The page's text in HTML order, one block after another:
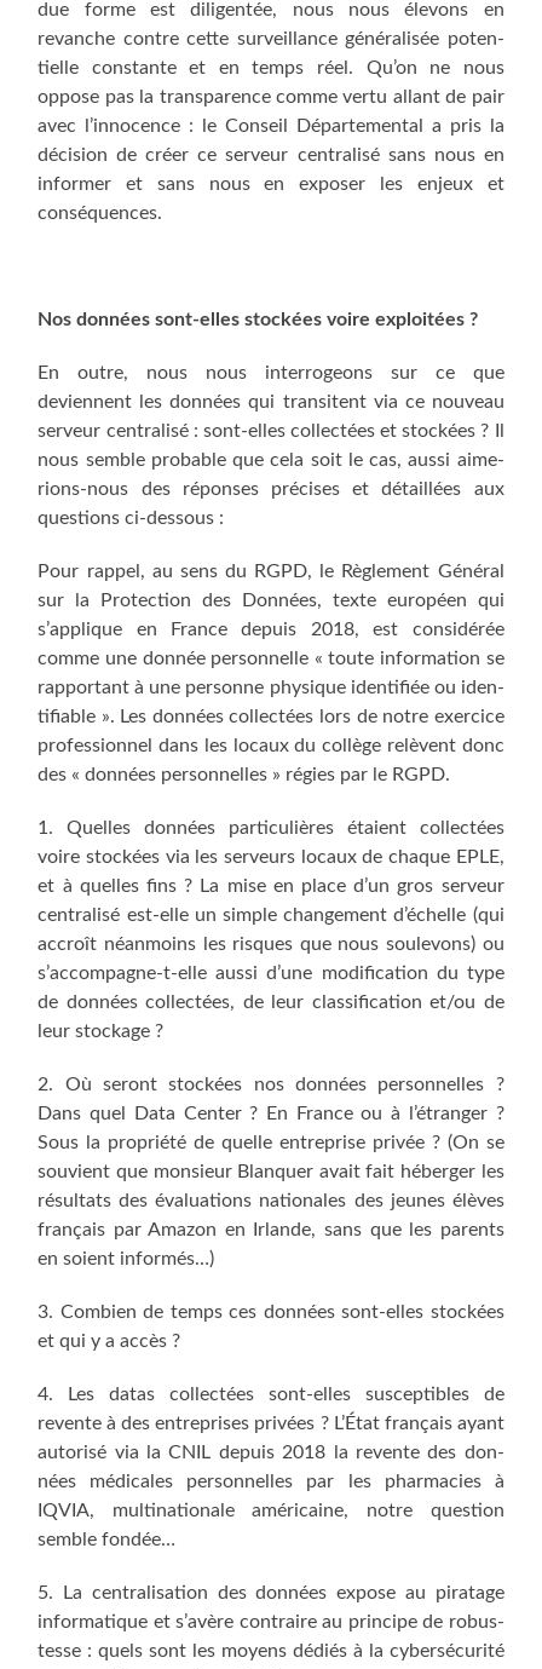
due forme est dili­gen­tée, nous nous éle­vons en
revanche contre cette sur­veillance géné­ra­li­sée poten­
tielle constante et en temps réel. Qu’on ne nous
oppose pas la trans­pa­rence comme ver­tu allant de pair
avec l’innocence : le Conseil Dépar­te­men­tal a pris la
déci­sion de créer ce ser­veur cen­tra­li­sé sans nous en
infor­mer et sans nous en expo­ser les enjeux et
conséquences.
Nos don­nées sont-elles sto­ckées voire exploitées ?
En outre, nous nous inter­ro­geons sur ce que
deviennent les don­nées qui tran­sitent via ce nou­veau
ser­veur cen­tra­li­sé : sont-elles col­lec­tées et sto­ckées ? Il
nous semble pro­bable que cela soit le cas, aus­si aime­
rions-nous des réponses pré­cises et détaillées aux
ques­tions ci-dessous :
Pour rap­pel, au sens du RGPD, le Règle­ment Géné­ral
sur la Pro­tec­tion des Don­nées, texte euro­péen qui
s’applique en France depuis 2018, est consi­dé­rée
comme une don­née per­son­nelle « toute infor­ma­tion se
rap­por­tant à une per­sonne phy­sique iden­ti­fiée ou iden­
ti­fiable ». Les don­nées col­lec­tées lors de notre exer­cice
pro­fes­sion­nel dans les locaux du col­lège relèvent donc
des « don­nées per­son­nelles » régies par le RGPD.
1. Quelles don­nées par­ti­cu­lières étaient col­lec­tées
voire sto­ckées via les ser­veurs locaux de chaque EPLE,
et à quelles fins ? La mise en place d’un gros ser­veur
cen­tra­li­sé est-elle un simple chan­ge­ment d’échelle (qui
accroît néan­moins les risques que nous sou­le­vons) ou
s’accompagne-t-elle aus­si d’une modi­fi­ca­tion du type
de don­nées col­lec­tées, de leur clas­si­fi­ca­tion et/ou de
leur stockage ?
2. Où seront sto­ckées nos don­nées per­son­nelles ?
Dans quel Data Cen­ter ? En France ou à l’étranger ?
Sous la pro­prié­té de quelle entre­prise pri­vée ? (On se
sou­vient que mon­sieur Blan­quer avait fait héber­ger les
résul­tats des éva­lua­tions natio­nales des jeunes élèves
fran­çais par Ama­zon en Irlande, sans que les parents
en soient informés…)
3. Com­bien de temps ces don­nées sont-elles sto­ckées
et qui y a accès ?
4. Les datas col­lec­tées sont-elles sus­cep­tibles de
revente à des entre­prises pri­vées ? L’État fran­çais ayant
auto­ri­sé via la CNIL depuis 2018 la revente des don­
nées médi­cales per­son­nelles par les phar­ma­cies à
IQVIA, mul­ti­na­tio­nale amé­ri­caine, notre ques­tion
semble fondée…
5. La cen­tra­li­sa­tion des don­nées expose au pira­tage
infor­ma­tique et s’avère contraire au prin­cipe de robus­
tesse : quels sont les moyens dédiés à la cyber­sé­cu­ri­té